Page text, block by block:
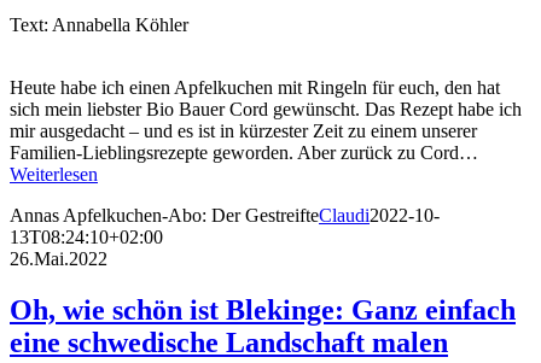
Text: Annabella Köhler
Heute habe ich einen Apfelkuchen mit Ringeln für euch, den hat
sich mein liebster Bio Bauer Cord gewünscht. Das Rezept habe ich
mir ausgedacht – und es ist in kürzester Zeit zu einem unserer
Familien-Lieblingsrezepte geworden. Aber zurück zu Cord…
Weiterlesen
Annas Apfelkuchen-Abo: Der GestreifteClaudi2022-10-
13T08:24:10+02:00
26.Mai.2022
Oh, wie schön ist Blekinge: Ganz einfach
eine schwedische Landschaft malen